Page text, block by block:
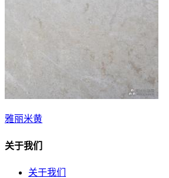
雅丽米黄
关于我们
关于我们